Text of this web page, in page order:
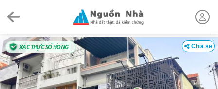
XÁC THỰC SỔ HỒNG Chia sẻ